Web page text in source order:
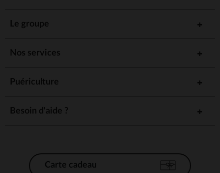
Le groupe
Nos services
Puériculture
Besoin d'aide ?
Carte cadeau